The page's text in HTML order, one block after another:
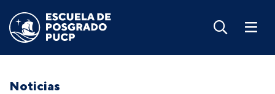
Noticias